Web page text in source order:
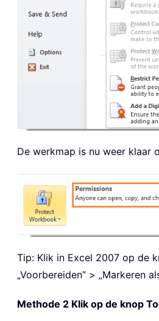
De werkmap is nu weer klaar
Tip: Klik in Excel 2007 op de
„Voorbereiden” > „Markeren
Methode 2 Klik op de knop